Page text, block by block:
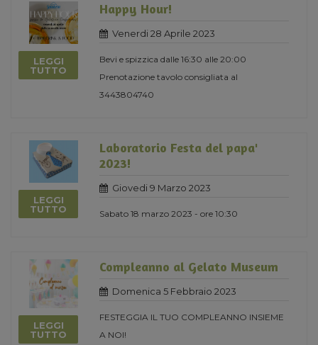
LEGGI
TUTTO
Happy Hour!
Venerdi 28 Aprile 2023
Bevi e spizzica dalle 16:30 alle 20:00
Prenotazione tavolo consigliata al
3443804740
LEGGI
TUTTO
Laboratorio Festa del papa'
2023!
Giovedi 9 Marzo 2023
Sabato 18 marzo 2023 - ore 10:30
LEGGI
TUTTO
Compleanno al Gelato Museum
Domenica 5 Febbraio 2023
FESTEGGIA IL TUO COMPLEANNO INSIEME
A NOI!